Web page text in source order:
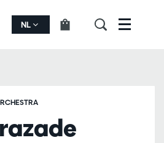
NL Menu